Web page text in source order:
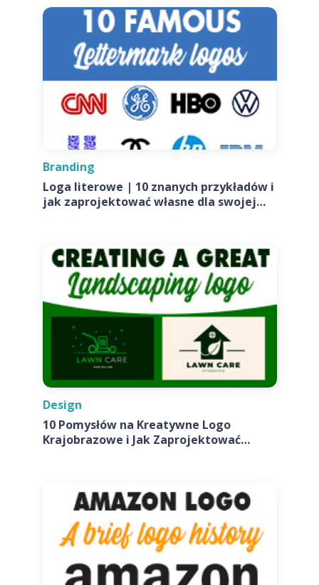
Branding
Loga literowe | 10 znanych przykładów i
jak zaprojektować własne dla swojej
Design
10 Pomysłów na Kreatywne Logo
Krajobrazowe i Jak Zaprojektować